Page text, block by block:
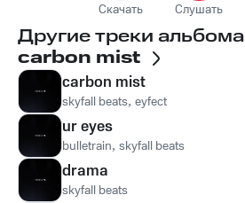
Скачать Слушать
Другие треки альбома
carbon mist
carbon mist
skyfall beats, eyfect
ur eyes
bulletrain, skyfall beats
drama
skyfall beats